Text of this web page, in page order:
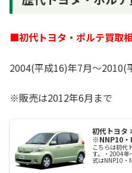
■初代トヨタ・ポルテ買取
2004(平成16)年7月～2010(
※販売は2012年6月まで
初代トヨタ
※NNP10・
こちらは初代
す。・2004年
式はNNP10・